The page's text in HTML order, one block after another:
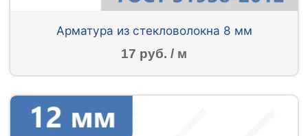
Арматура из стекловолокна 8 мм
17 руб. / м